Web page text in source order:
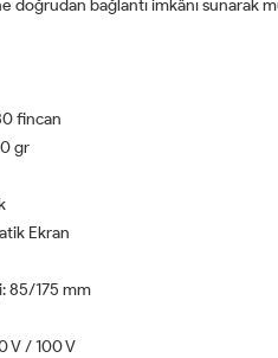
doğrudan bağlantı imkânı sunarak
fincan
gr
Ekran
85/175 mm
V / 100 V